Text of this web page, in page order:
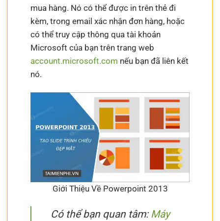
mua hàng. Nó có thể được in trên thẻ đi
kèm, trong email xác nhận đơn hàng, hoặc
có thể truy cập thông qua tài khoản
Microsoft của bạn trên trang web
account.microsoft.com nếu bạn đã liên kết
nó.
Giới Thiệu Về Powerpoint 2013
Có thể bạn quan tâm:Máy